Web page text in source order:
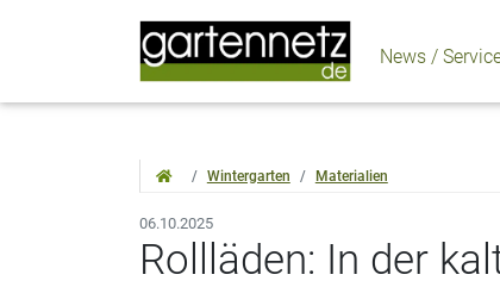
News /
Wintergarten Materialien
06.10.2025
Rollläden: In der